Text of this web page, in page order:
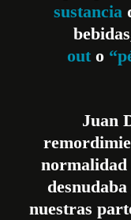
sustancia
out o
Juan
normalidad
nuestras